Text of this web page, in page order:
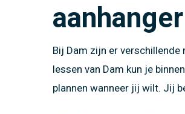
Touringcar producten
Bij Dam zijn er
lessen van Dam kun je
plannen wanneer jij wilt. Jij